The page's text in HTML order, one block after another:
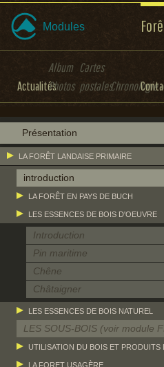
Modules
Actualités
Album
Photos
Cartes
postalesChronologie
Présentation
LA FORÊT LANDAISE PRIMAIRE
introduction
LA FORÊT EN PAYS DE BUCH
LES ESSENCES DE BOIS D'OEUVRE
Introduction
Pin maritime
Chêne
Châtaigner
LES ESSENCES DE BOIS NATUREL
LES SOUS-BOIS (voir module
UTILISATION DU BOIS ET PRODUITS
LA FORET USAGÈRE